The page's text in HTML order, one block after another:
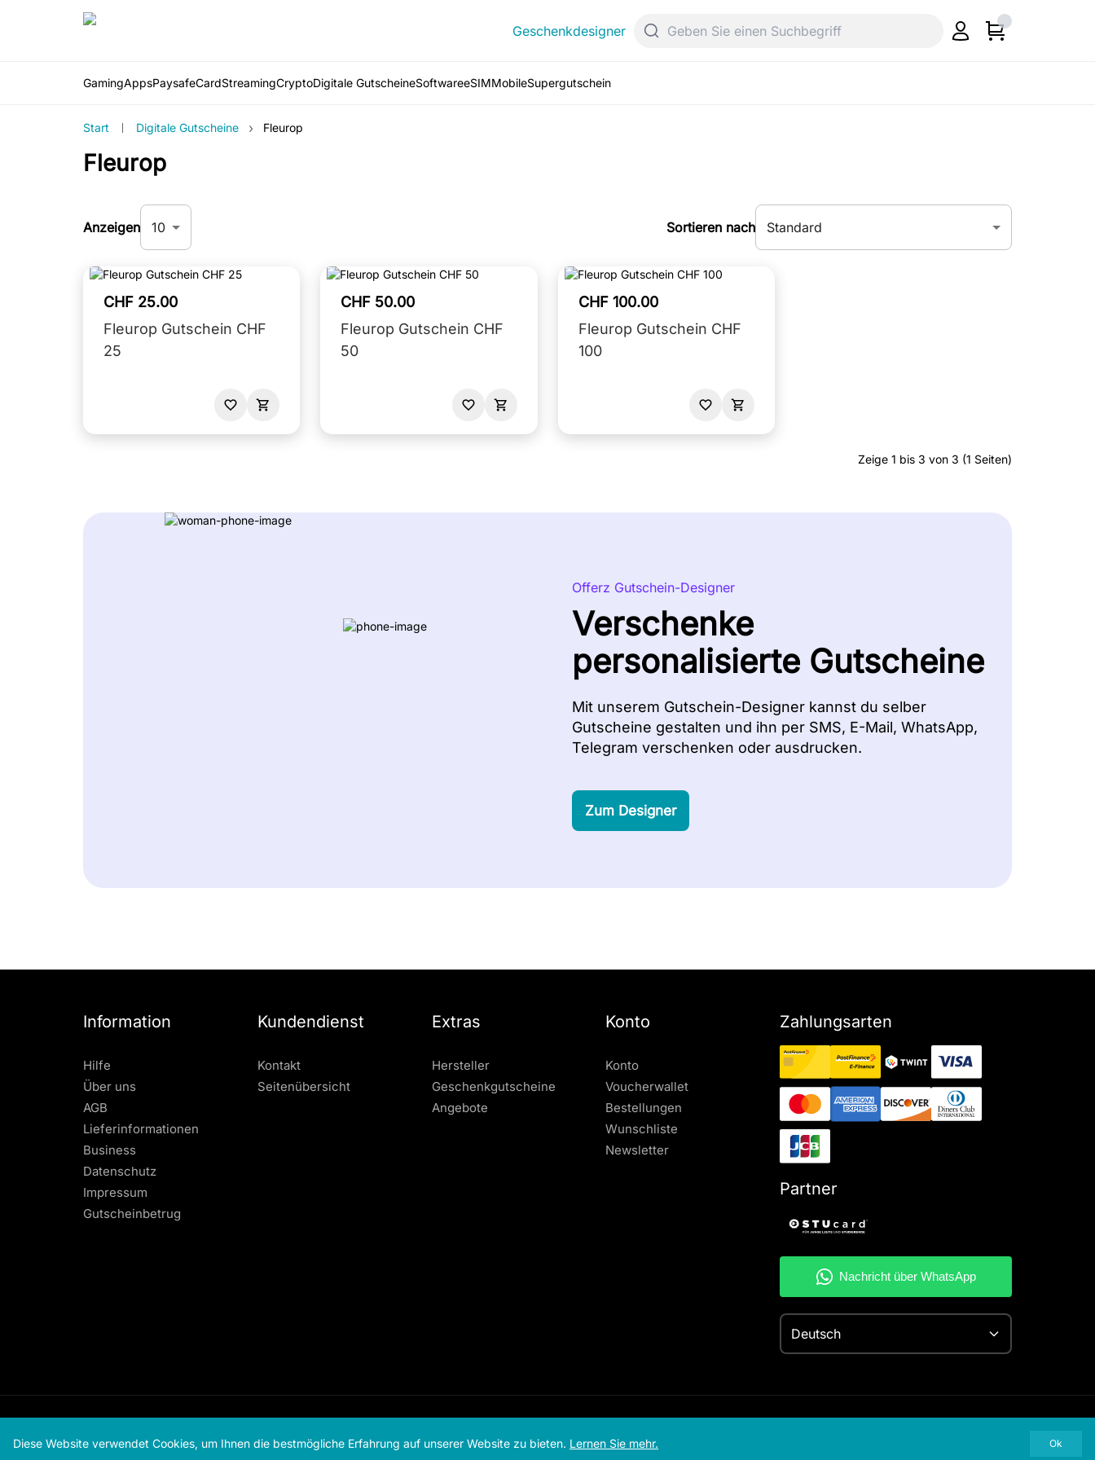
Geschenkdesigner
GamingAppsPaysafeCardStreamingCryptoDigitale GutscheineSoftwareeSIMMobileSupergutschein
Start Digitale Gutscheine › Fleurop
Fleurop
Anzeigen 10 Sortieren nach Standard
CHF 25.00
Fleurop Gutschein CHF
25
CHF 50.00
Fleurop Gutschein CHF
50
CHF 100.00
Fleurop Gutschein CHF
100
Zeige 1 bis 3 von 3 (1 Seiten)
Offerz Gutschein-Designer
Verschenke
personalisierte Gutscheine
Mit unserem Gutschein-Designer kannst du selber
Gutscheine gestalten und ihn per SMS, E-Mail, WhatsApp,
Telegram verschenken oder ausdrucken.
Zum Designer
Information
Hilfe
Über uns
AGB
Lieferinformationen
Business
Datenschutz
Impressum
Gutscheinbetrug
Kundendienst
Kontakt
Seitenübersicht
Extras
Hersteller
Geschenkgutscheine
Angebote
Konto
Konto
Voucherwallet
Bestellungen
Wunschliste
Newsletter
Zahlungsarten
Partner
Deutsch
Diese Website verwendet Cookies, um Ihnen die bestmögliche Erfahrung auf unserer Website zu bieten. Lernen Sie mehr. Ok